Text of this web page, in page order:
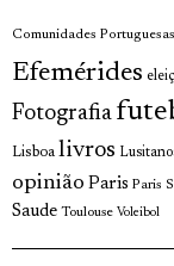
Comunidades Portuguesas
Efemérides
Fotografia
Lisboa livros
opinião Paris Paris
Saude Toulouse Voleibol